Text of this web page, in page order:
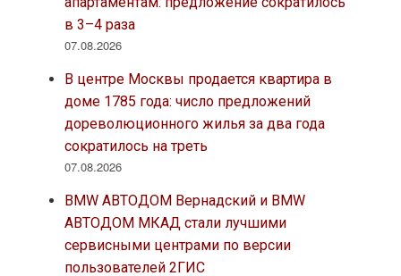
в 3–4 раза
07.08.2026
В центре Москвы продается квартира в
доме 1785 года: число предложений
дореволюционного жилья за два года
сократилось на треть
07.08.2026
BMW АВТОДОМ Вернадский и BMW
АВТОДОМ МКАД стали лучшими
сервисными центрами по версии
пользователей 2ГИС